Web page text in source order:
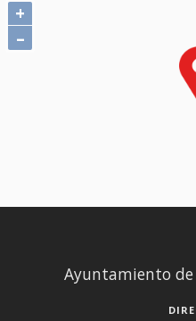
+
–
Ayuntamiento de